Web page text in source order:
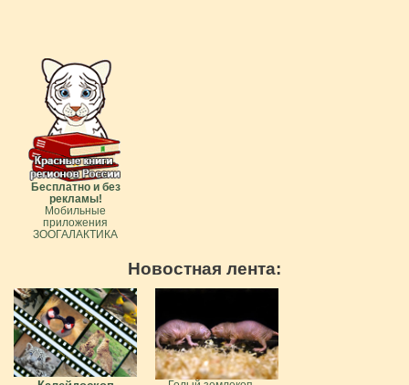
Бесплатно и без
рекламы!
Мобильные
приложения
ЗООГАЛАКТИКА
Новостная лента: